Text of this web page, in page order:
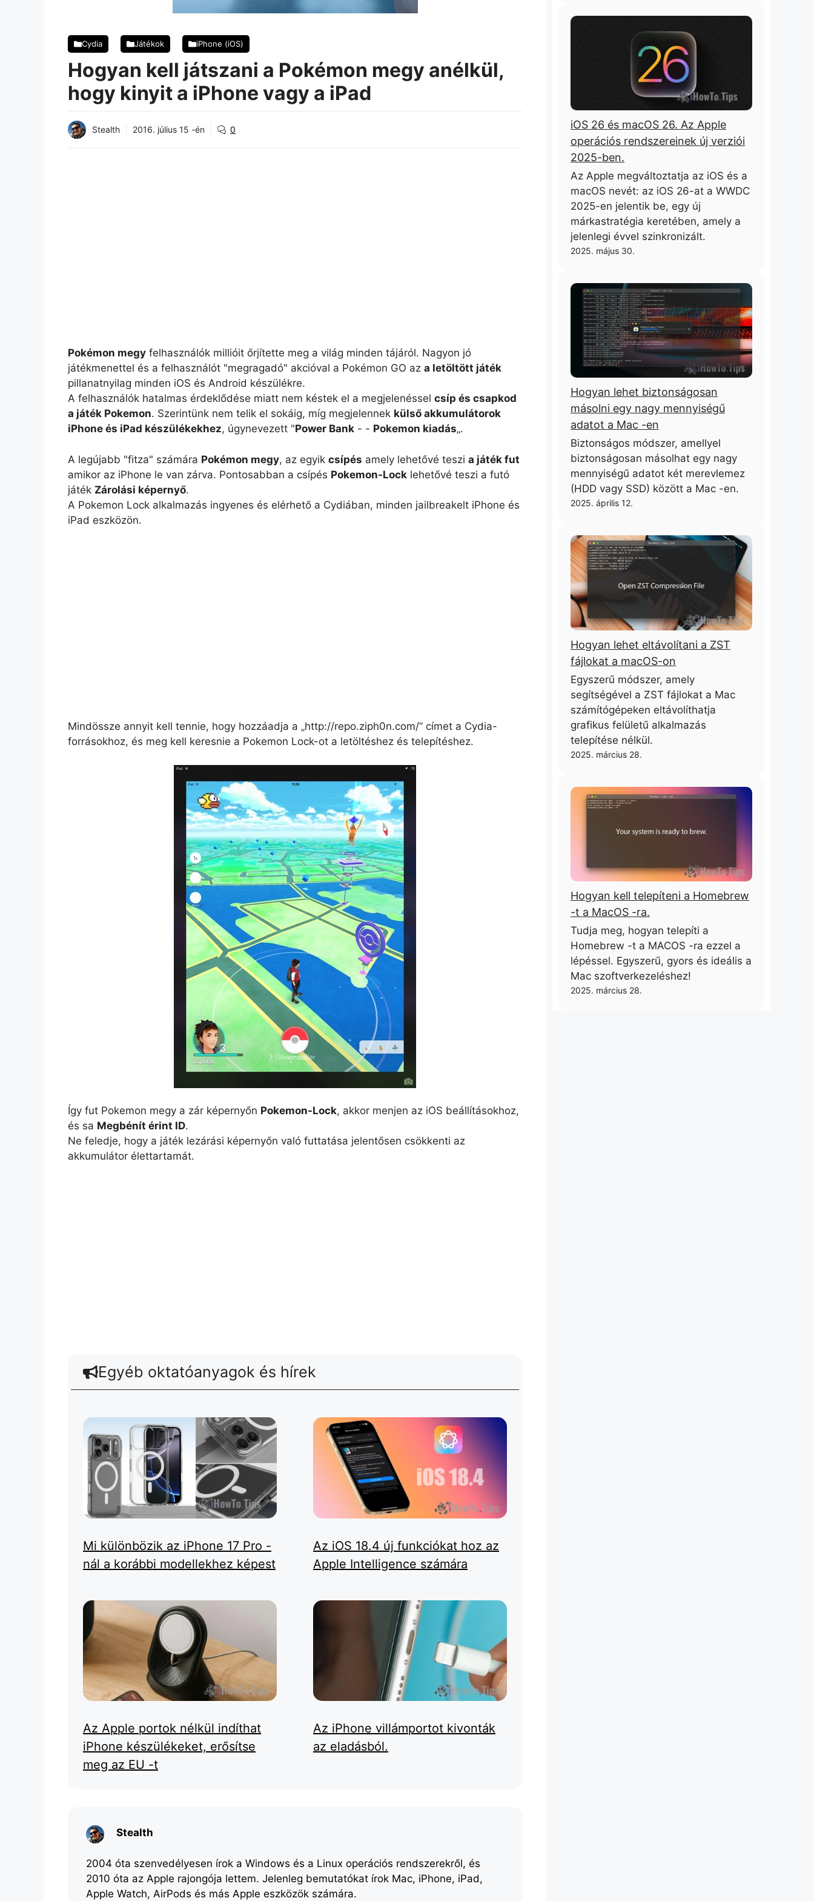
Cydia Játékok iPhone (iOS)
Hogyan kell játszani a Pokémon megy anélkül,
hogy kinyit a iPhone vagy a iPad
Stealth 2016. július 15 -én 0
Pokémon megy felhasználók millióit őrjítette meg a világ minden tájáról. Nagyon jó
játékmenettel és a felhasználót "megragadó" akcióval a Pokémon GO az a letöltött játék
pillanatnyilag minden iOS és Android készülékre.
A felhasználók hatalmas érdeklődése miatt nem késtek el a megjelenéssel csíp és csapkod
a játék Pokemon. Szerintünk nem telik el sokáig, míg megjelennek külső akkumulátorok
iPhone és iPad készülékekhez, úgynevezett "Power Bank - - Pokemon kiadás„.
A legújabb "fitza" számára Pokémon megy, az egyik csípés amely lehetővé teszi a játék fut
amikor az iPhone le van zárva. Pontosabban a csípés Pokemon-Lock lehetővé teszi a futó
játék Zárolási képernyő.
A Pokemon Lock alkalmazás ingyenes és elérhető a Cydiában, minden jailbreakelt iPhone és
iPad eszközön.
Mindössze annyit kell tennie, hogy hozzáadja a „http://repo.ziph0n.com/” címet a Cydia-
forrásokhoz, és meg kell keresnie a Pokemon Lock-ot a letöltéshez és telepítéshez.
Így fut Pokemon megy a zár képernyőn Pokemon-Lock, akkor menjen az iOS beállításokhoz,
és sa Megbénít érint ID.
Ne feledje, hogy a játék lezárási képernyőn való futtatása jelentősen csökkenti az
akkumulátor élettartamát.
Egyéb oktatóanyagok és hírek
Mi különbözik az iPhone 17 Pro -
nál a korábbi modellekhez képest
Az iOS 18.4 új funkciókat hoz az
Apple Intelligence számára
Az Apple portok nélkül indíthat
iPhone készülékeket, erősítse
meg az EU -t
Az iPhone villámportot kivonták
az eladásból.
Stealth
2004 óta szenvedélyesen írok a Windows és a Linux operációs rendszerekről, és
2010 óta az Apple rajongója lettem. Jelenleg bemutatókat írok Mac, iPhone, iPad,
Apple Watch, AirPods és más Apple eszközök számára.
iOS 26 és macOS 26. Az Apple
operációs rendszereinek új verziói
2025-ben.
Az Apple megváltoztatja az iOS és a
macOS nevét: az iOS 26-at a WWDC
2025-en jelentik be, egy új
márkastratégia keretében, amely a
jelenlegi évvel szinkronizált.
2025. május 30.
Hogyan lehet biztonságosan
másolni egy nagy mennyiségű
adatot a Mac -en
Biztonságos módszer, amellyel
biztonságosan másolhat egy nagy
mennyiségű adatot két merevlemez
(HDD vagy SSD) között a Mac -en.
2025. április 12.
Hogyan lehet eltávolítani a ZST
fájlokat a macOS-on
Egyszerű módszer, amely
segítségével a ZST fájlokat a Mac
számítógépeken eltávolíthatja
grafikus felületű alkalmazás
telepítése nélkül.
2025. március 28.
Hogyan kell telepíteni a Homebrew
-t a MacOS -ra.
Tudja meg, hogyan telepíti a
Homebrew -t a MACOS -ra ezzel a
lépéssel. Egyszerű, gyors és ideális a
Mac szoftverkezeléshez!
2025. március 28.